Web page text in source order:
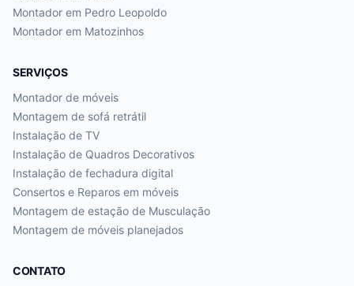
Montador em Pedro Leopoldo
Montador em Matozinhos
SERVIÇOS
Montador de móveis
Montagem de sofá retrátil
Instalação de TV
Instalação de Quadros Decorativos
Instalação de fechadura digital
Consertos e Reparos em móveis
Montagem de estação de Musculação
Montagem de móveis planejados
CONTATO